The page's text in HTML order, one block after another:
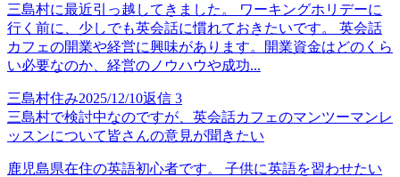
三島村に最近引っ越してきました。 ワーキングホリデーに
行く前に、少しでも英会話に慣れておきたいです。 英会話
カフェの開業や経営に興味があります。開業資金はどのくら
い必要なのか、経営のノウハウや成功...
三島村住み2025/12/10返信 3
三島村で検討中なのですが、英会話カフェのマンツーマンレ
ッスンについて皆さんの意見が聞きたい
鹿児島県在住の英語初心者です。 子供に英語を習わせたい